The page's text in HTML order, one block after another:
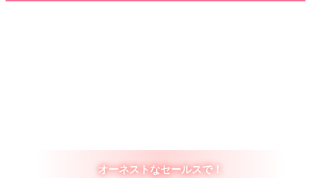
オーネストなセールスで！